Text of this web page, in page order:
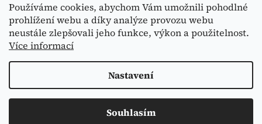
Používáme cookies, abychom Vám umožnili pohodlné
prohlížení webu a díky analýze provozu webu
neustále zlepšovali jeho funkce, výkon a použitelnost.
Více informací
Nastavení
Souhlasím
Zásilkovna · PPL · Osobní odběr Praha
Copyright 2026eshop.celiakarna.cz. Všechna práva
vyhrazena.